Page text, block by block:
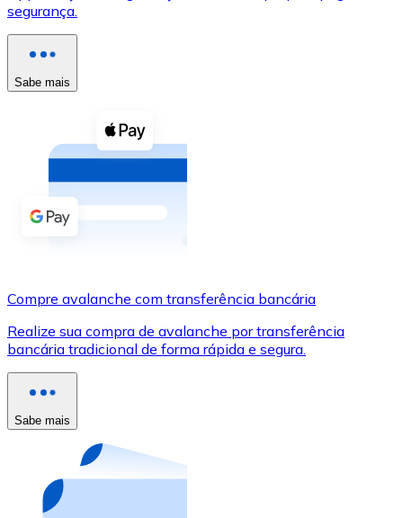
Compre criptomoedas com dinheiro e outros
Transferência SEPA
Adicione fundos à sua conta Bitnovo ou faça
Cartão de crédito / débito
Use cartões Visa e Mastercard para comprar
Comprar com cartão
Loja - Cartões-presente
Novo
Compre cartões-presente das suas marcas favoritas
Ir para a loja de cartões-presente
segurança.
Sabe mais
Compre avalanche com transferência bancária
Realize sua compra de avalanche por transferência
bancária tradicional de forma rápida e segura.
Sabe mais